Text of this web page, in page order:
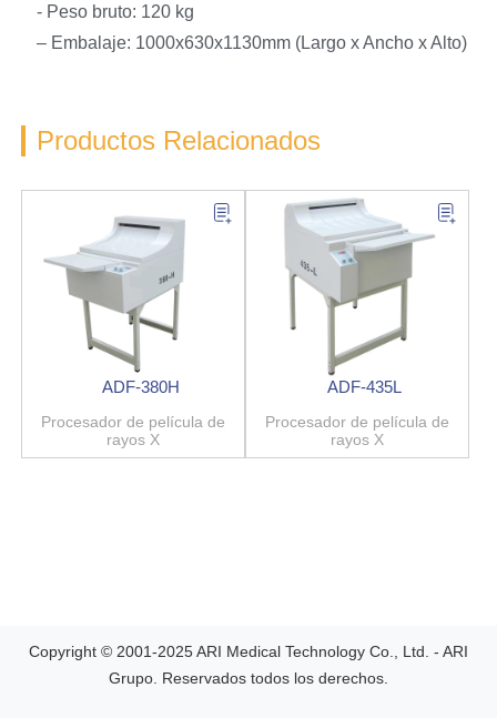
- Peso bruto: 120 kg
– Embalaje: 1000x630x1130mm (Largo x Ancho x Alto)
Productos Relacionados
ADF-380H
Procesador de película de
rayos X
ADF-435L
Procesador de película de
rayos X
Copyright © 2001-2025 ARI Medical Technology Co., Ltd. - ARI
Grupo. Reservados todos los derechos.